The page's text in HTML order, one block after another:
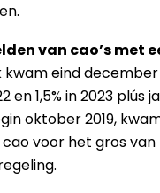
van cao’s met
kwam eind
en 1,5% in 2023
oktober 2019,
voor het gros